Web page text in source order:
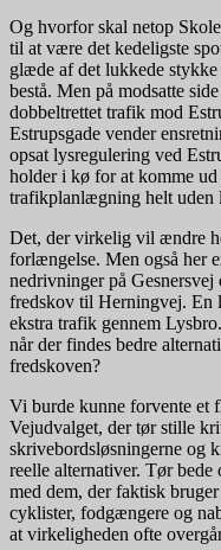
Og hvorfor skal netop
til at være det kedeligste
glæde af det lukkede
bestå. Men på modsatte
dobbeltrettet trafik mod
Estrupsgade vender
opsat lysregulering ved
holder i kø for at komme
trafikplanlægning helt uden
Det, der virkelig vil ændre
forlængelse. Men også her
nedrivninger på Gesnersvej
fredskov til Herningvej. En
ekstra trafik gennem
når der findes bedre
fredskoven?
Vi burde kunne forvente et
Vejudvalget, der tør stille
skrivebordsløsningerne og
reelle alternativer. Tør
med dem, der faktisk
cyklister, fodgængere og
at virkeligheden ofte